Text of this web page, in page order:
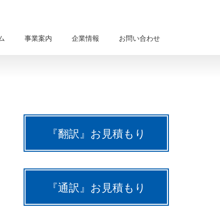
事業案内 企業情報 お問い合わせ
『翻訳』お見積もり
『通訳』お見積もり